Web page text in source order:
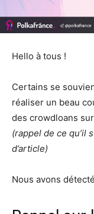
Hello à tous !
Certains se
réaliser un beau
des crowdloans
(rappel de ce qu’il
d’article)
Nous avons